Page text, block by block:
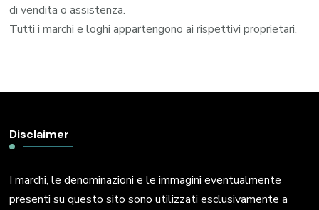
di vendita o assistenza.
Tutti i marchi e loghi appartengono ai rispettivi proprietari.
Disclaimer
I marchi, le denominazioni e le immagini eventualmente
presenti su questo sito sono utilizzati esclusivamente a